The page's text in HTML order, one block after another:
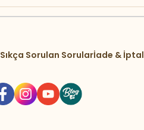
Sıkça Sorulan Sorularİade & İptal